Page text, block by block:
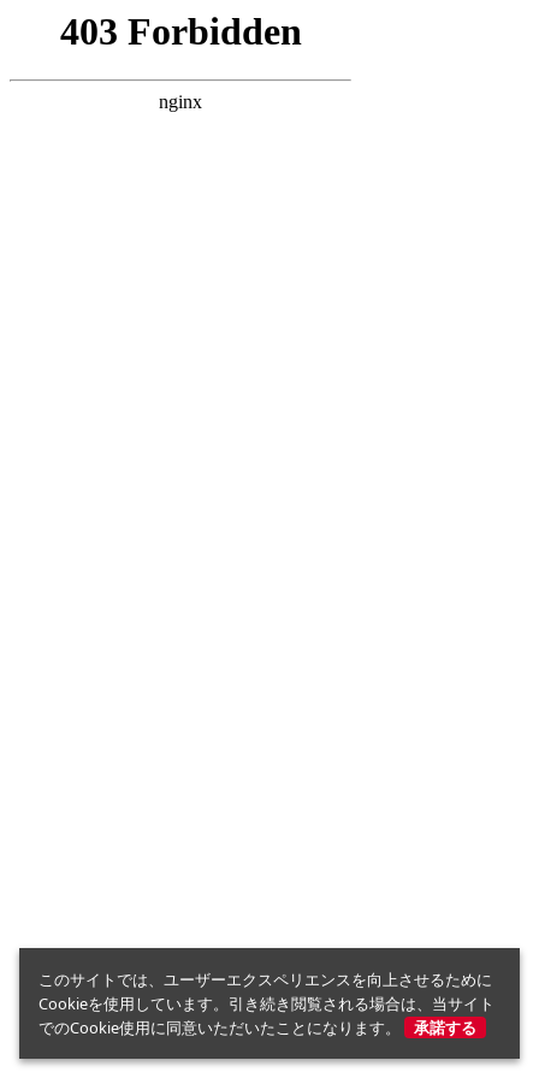
このサイトでは、ユーザーエクスペリエンスを向上させるために
Cookieを使用しています。引き続き閲覧される場合は、当サイト
でのCookie使用に同意いただいたことになります。
承諾する